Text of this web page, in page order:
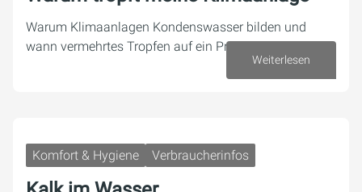
Warum Klimaanlagen Kondenswasser bilden und
wann vermehrtes Tropfen auf ein Problem hindeutet.
Weiterlesen
Komfort & Hygiene Verbraucherinfos